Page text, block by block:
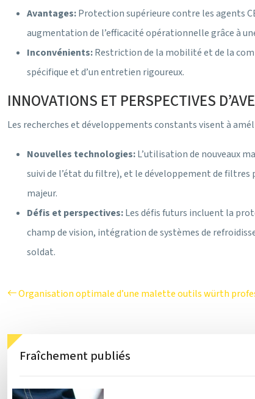
Avantages:Protection supérieure contre les agents
augmentation de l’efficacité opérationnelle grâce à
Inconvénients:Restriction de la mobilité et de la
spécifique et d’un entretien rigoureux.
INNOVATIONS ET PERSPECTIVES
Les recherches et développements constants visent à
Nouvelles technologies:L’utilisation de nouveaux
suivi de l’état du filtre), et le développement de
majeur.
Défis et perspectives:Les défis futurs incluent la
champ de vision, intégration de systèmes de
soldat.
Organisation optimale d’une malette outils würth
Fraîchement publiés